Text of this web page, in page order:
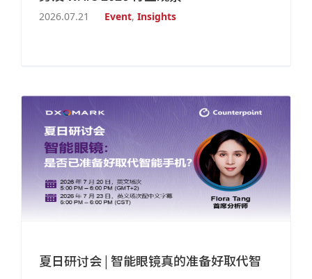
2026.07.21 Event, Insights
夏日研讨会 | 智能眼镜真的准备好取代智